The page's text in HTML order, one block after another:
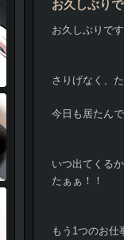
お久しぶり
お久しぶりで
さりげなく、
今日も居たん
いつ出てくる
たぁぁ！！
もう1つのお仕